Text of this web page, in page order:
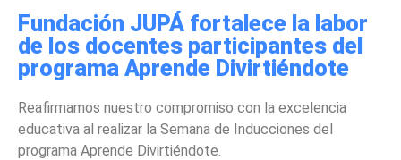
Fundación JUPÁ fortalece la labor
de los docentes participantes del
programa Aprende Divirtiéndote
Reafirmamos nuestro compromiso con la excelencia
educativa al realizar la Semana de Inducciones del
programa Aprende Divirtiéndote.